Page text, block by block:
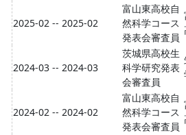
2025-02 -- 2025-02
富山東高校自
然科学コース
発表会審査員
2024-03 -- 2024-03
茨城県高校生
科学研究発表
会審査員
2024-02 -- 2024-02
富山東高校自
然科学コース
発表会審査員